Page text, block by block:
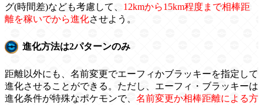
グ(時間差)なども考慮して、 12kmから15km程度まで相棒距
離を稼いでから進化させよう。
進化方法は2パターンのみ
距離以外にも、名前変更でエーフィかブラッキーを指定して
進化させることができる。ただし、エーフィ・ブラッキーは
進化条件が特殊なポケモンで、 名前変更か相棒距離による方